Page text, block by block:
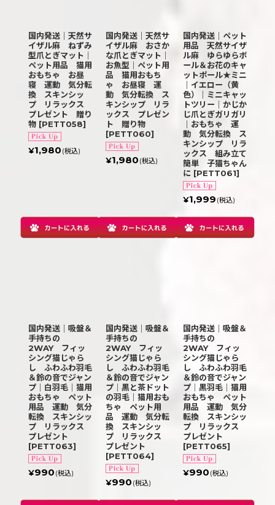
国内発送｜天然サ
イザル麻 ねずみ
型爪とぎマット｜
ペット用品 猫用
おもちゃ お昼
寝 運動 気分転
換 スキンシッ
プ リラックス
プレゼント 贈り
物 [PETT058]
¥1,980 (税込)
国内発送｜天然サ
イザル麻 おさか
な爪とぎマット｜
お魚型｜ペット用
品 猫用おもち
ゃ お昼寝 運
動 気分転換 ス
キンシップ リラ
ックス プレゼン
ト 贈り物
[PETT060]
¥1,980 (税込)
国内発送｜ペット
用品 天然サイザ
ル麻 ゆらゆらボ
ール＆お花のキャ
ットポール★ミニ
｜イエロー（黄
色）｜ミニキャッ
トツリー｜かじか
じ爪とぎガリガリ
｜おもちゃ 運
動 気分転換 ス
キンシップ リラ
ックス 組み立て
簡単 子猫ちゃん
に [PETT061]
¥1,999 (税込)
国内発送｜吸盤＆
手持ちの
2WAY フィッ
シング猫じゃら
し ふわふわ羽毛
＆鈴の音でジャン
プ｜白羽毛｜猫用
おもちゃ ペット
用品 運動 気分
転換 スキンシッ
プ リラックス
プレゼント
[PETT063]
¥990 (税込)
国内発送｜吸盤＆
手持ちの
2WAY フィッ
シング猫じゃら
し ふわふわ羽毛
＆鈴の音でジャン
プ｜黒と茶ドット
の羽毛｜猫用おも
ちゃ ペット用
品 運動 気分転
換 スキンシッ
プ リラックス
プレゼント
[PETT064]
¥990 (税込)
国内発送｜吸盤＆
手持ちの
2WAY フィッ
シング猫じゃら
し ふわふわ羽毛
＆鈴の音でジャン
プ｜黒羽毛｜猫用
おもちゃ ペット
用品 運動 気分
転換 スキンシッ
プ リラックス
プレゼント
[PETT065]
¥990 (税込)